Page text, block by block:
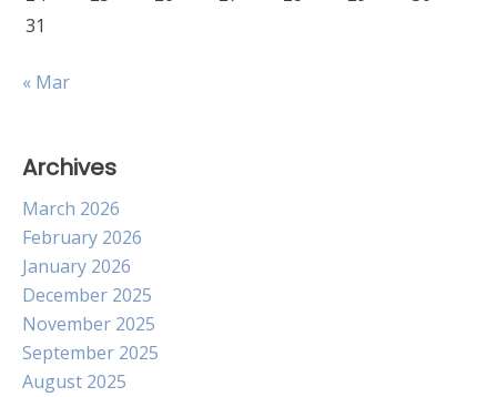
31
« Mar
Archives
March 2026
February 2026
January 2026
December 2025
November 2025
September 2025
August 2025